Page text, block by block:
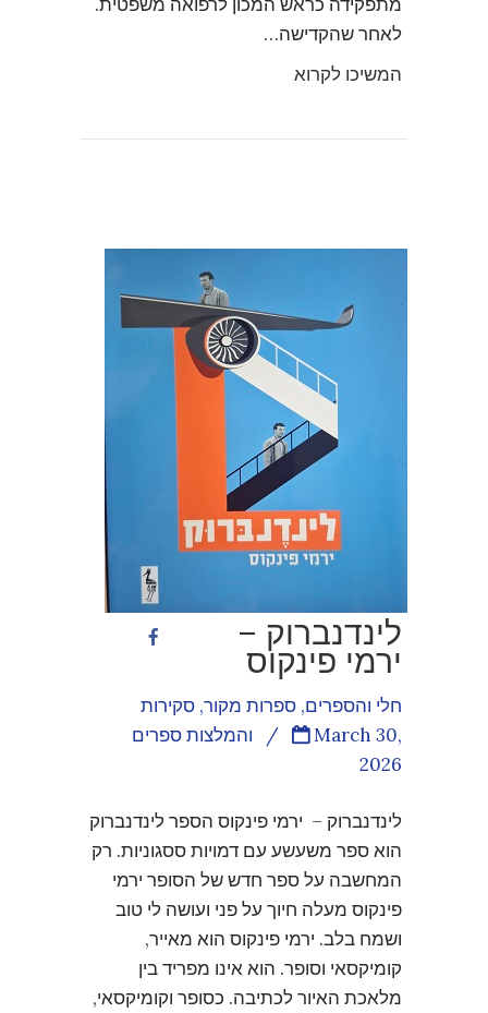
לאחר שהקדישה…
המשיכו לקרוא
לינדנברוק –
ירמי פינקוס
חלי והספרים, ספרות מקור, סקירות
והמלצות ספרים
/
March 30,
2026
לינדנברוק – ירמי פינקוס הספר לינדנברוק
הוא ספר משעשע עם דמויות ססגוניות. רק
המחשבה על ספר חדש של הסופר ירמי
פינקוס מעלה חיוך על פני ועושה לי טוב
ושמח בלב. ירמי פינקוס הוא מאייר,
קומיקסאי וסופר. הוא אינו מפריד בין
מלאכת האיור לכתיבה. כסופר וקומיקסאי,